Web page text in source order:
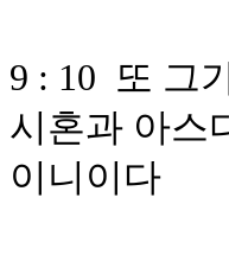
9 : 10 또 그
시혼과 아스
이니이다